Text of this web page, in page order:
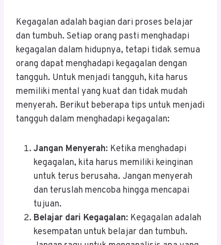
Kegagalan adalah bagian dari proses belajar
dan tumbuh. Setiap orang pasti menghadapi
kegagalan dalam hidupnya, tetapi tidak semua
orang dapat menghadapi kegagalan dengan
tangguh. Untuk menjadi tangguh, kita harus
memiliki mental yang kuat dan tidak mudah
menyerah. Berikut beberapa tips untuk menjadi
tangguh dalam menghadapi kegagalan:
Jangan Menyerah: Ketika menghadapi
kegagalan, kita harus memiliki keinginan
untuk terus berusaha. Jangan menyerah
dan teruslah mencoba hingga mencapai
tujuan.
Belajar dari Kegagalan: Kegagalan adalah
kesempatan untuk belajar dan tumbuh.